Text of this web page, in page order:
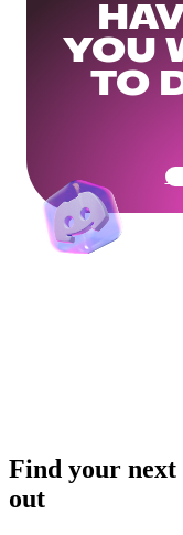
YOU
TO
Find your next
out